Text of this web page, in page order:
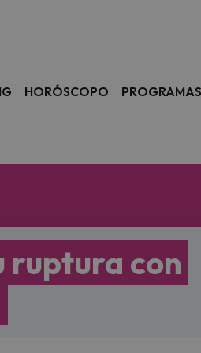
HORÓSCOPO PROGRAMAS
ruptura con